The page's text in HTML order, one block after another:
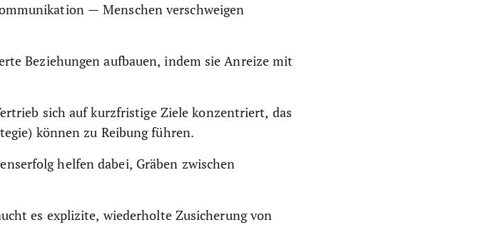
— Menschen verschweigen
Beziehungen aufbauen, indem sie Anreize mit
sich auf kurzfristige Ziele konzentriert, das
können zu Reibung führen.
helfen dabei, Gräben zwischen
es explizite, wiederholte Zusicherung von